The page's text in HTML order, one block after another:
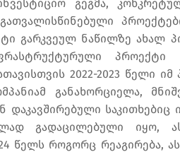
გეგმა,
გარკვეულ ნაწილზე ახალ
2022-2023 წელი
განახორციელა,
დაკავშირებული
გადაცილებული იყო,
წელს როგორც რეაგირება,